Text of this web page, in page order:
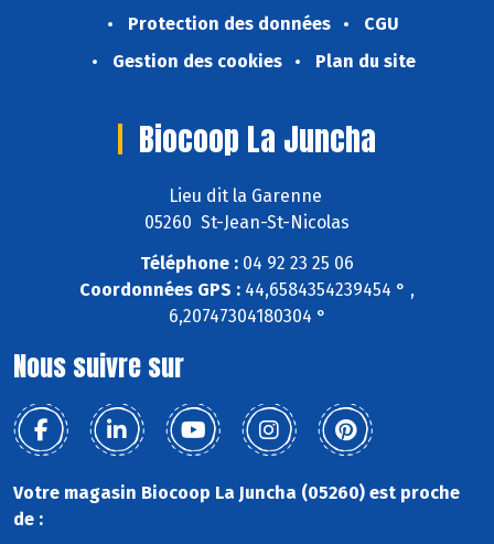
Protection des données
CGU
Gestion des cookies
Plan du site
Biocoop La Juncha
Lieu dit la Garenne
05260 St-Jean-St-Nicolas
Téléphone : 04 92 23 25 06
Coordonnées GPS : 44,6584354239454 ° ,
6,20747304180304 °
Nous suivre sur
Votre magasin Biocoop La Juncha (05260) est proche
de :